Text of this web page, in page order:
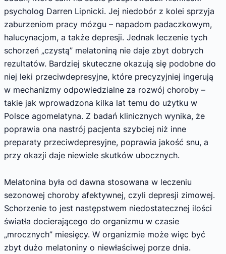
psycholog Darren Lipnicki. Jej niedobór z kolei sprzyja
zaburzeniom pracy mózgu – napadom padaczkowym,
halucynacjom, a także depresji. Jednak leczenie tych
schorzeń „czystą” melatoniną nie daje zbyt dobrych
rezultatów. Bardziej skuteczne okazują się podobne do
niej leki przeciwdepresyjne, które precyzyjniej ingerują
w mechanizmy odpowiedzialne za rozwój choroby –
takie jak wprowadzona kilka lat temu do użytku w
Polsce agomelatyna. Z badań klinicznych wynika, że
poprawia ona nastrój pacjenta szybciej niż inne
preparaty przeciwdepresyjne, poprawia jakość snu, a
przy okazji daje niewiele skutków ubocznych.
Melatonina była od dawna stosowana w leczeniu
sezonowej choroby afektywnej, czyli depresji zimowej.
Schorzenie to jest następstwem niedostatecznej ilości
światła docierającego do organizmu w czasie
„mrocznych” miesięcy. W organizmie może więc być
zbyt dużo melatoniny o niewłaściwej porze dnia.